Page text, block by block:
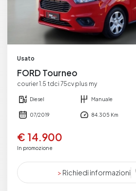
Usato
FORD Tourneo
courier 1.5 tdci 75cv plus my
Diesel Manuale
07/2019 84.305 Km
€ 14.900
In promozione
> Richiedi informazioni